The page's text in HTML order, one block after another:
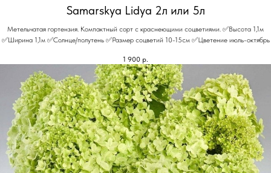
Samarskya Lidya 2л или 5л
Метельчатая гортензия. Компактный сорт с краснеющими соцветиями. ✅Высота 1,1м
✅Ширина 1,1м ✅Солнце/полутень ✅Размер соцветий 10-15см ✅Цветение июль-октябрь
1 900 р.